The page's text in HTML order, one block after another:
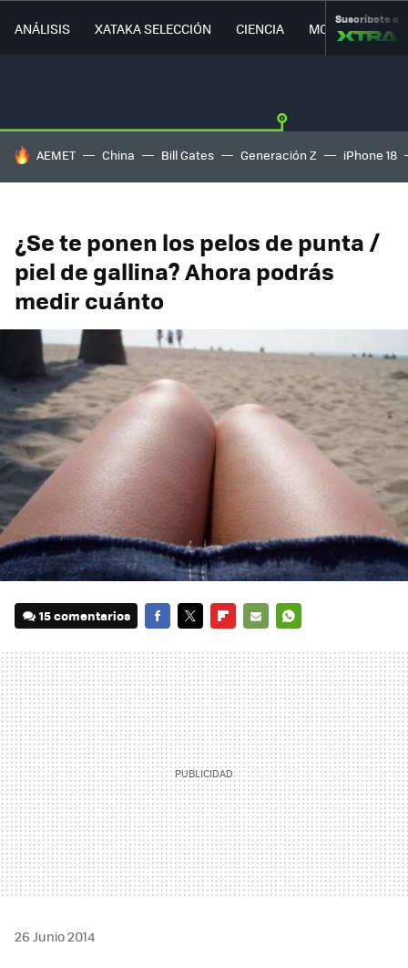
ANÁLISIS XATAKA SELECCIÓN CIENCIA MOVILIDAD
Suscríbete a
HOY SE HABLA DE
AEMET China Bill Gates Generación Z iPhone 18
¿Se te ponen los pelos de punta /
piel de gallina? Ahora podrás
medir cuánto
15 comentarios
MAIL
26 Junio 2014